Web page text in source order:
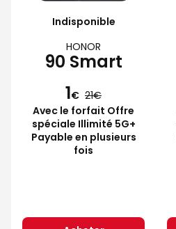
Indisponible
HONOR
90 Smart
1€ 21
Avec le forfait Offre
spéciale Illimité 5G+
Payable en plusieurs
fois